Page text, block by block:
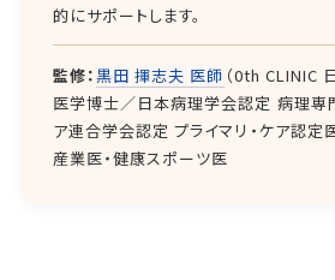
的にサポートします。
監修：黒田 揮志夫 医師 （0th CLINIC
医学博士／日本病理学会認定 病理専
ア連合学会認定 プライマリ・ケア認
産業医・健康スポーツ医